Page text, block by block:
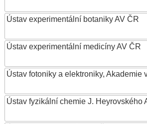
Ústav experimentální botaniky AV ČR
Ústav experimentální medicíny AV ČR
Ústav fotoniky a elektroniky, Akademie
Ústav fyzikální chemie J. Heyrovského